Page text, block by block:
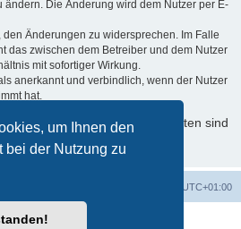
um Ihnen den
bei der Nutzung zu
ändern. Die Änderung wird dem Nutzer per E-
den Änderungen zu widersprechen. Im Falle
das zwischen dem Betreiber und dem Nutzer
mit sofortiger Wirkung.
anerkannt und verbindlich, wenn der Nutzer
hat.
mit Ihren persönlichen Daten sind
enthalten.
UTC+01:00
® Forum Software © phpBB Limited